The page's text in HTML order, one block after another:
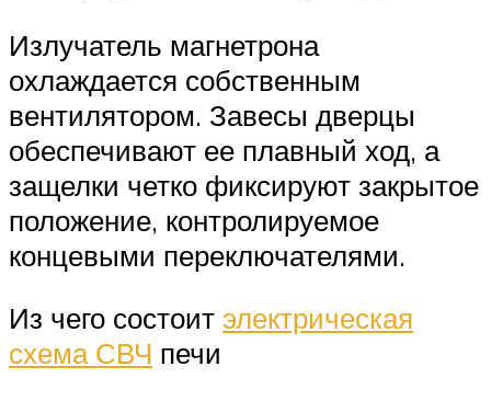
Излучатель магнетрона
охлаждается собственным
вентилятором. Завесы дверцы
обеспечивают ее плавный ход, а
защелки четко фиксируют закрытое
положение, контролируемое
концевыми переключателями.
Из чего состоит электрическая
схема СВЧ печи